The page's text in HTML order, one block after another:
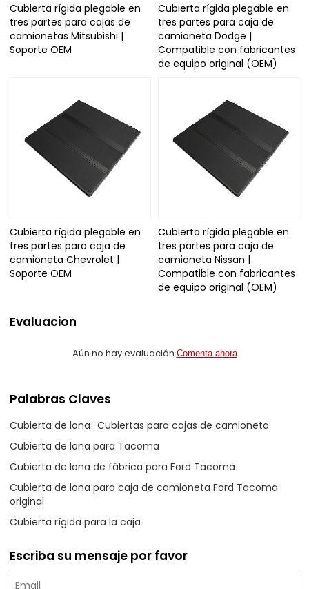
Cubierta rígida plegable en
tres partes para cajas de
camionetas Mitsubishi |
Soporte OEM
Cubierta rígida plegable en
tres partes para caja de
camioneta Dodge |
Compatible con fabricantes
de equipo original (OEM)
Cubierta rígida plegable en
tres partes para caja de
camioneta Chevrolet |
Soporte OEM
Cubierta rígida plegable en
tres partes para caja de
camioneta Nissan |
Compatible con fabricantes
de equipo original (OEM)
Evaluacion
Aún no hay evaluación Comenta ahora
Palabras Claves
Cubierta de lona Cubiertas para cajas de camioneta
Cubierta de lona para Tacoma
Cubierta de lona de fábrica para Ford Tacoma
Cubierta de lona para caja de camioneta Ford Tacoma
original
Cubierta rígida para la caja
Escriba su mensaje por favor